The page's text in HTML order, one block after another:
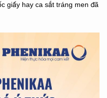
giấy hay ca sắt tráng men đã